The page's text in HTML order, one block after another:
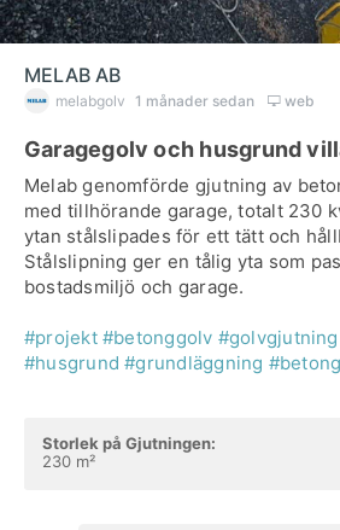
MELAB AB
melabgolv 1 månader sedan web
Garagegolv och husgrund
Melab genomförde gjutning av
med tillhörande garage, totalt 230
ytan stålslipades för ett tätt och
Stålslipning ger en tålig yta som
bostadsmiljö och garage.
#projekt #betonggolv #golvgjutning
#husgrund #grundläggning #betong
Storlek på Gjutningen:
230 m²